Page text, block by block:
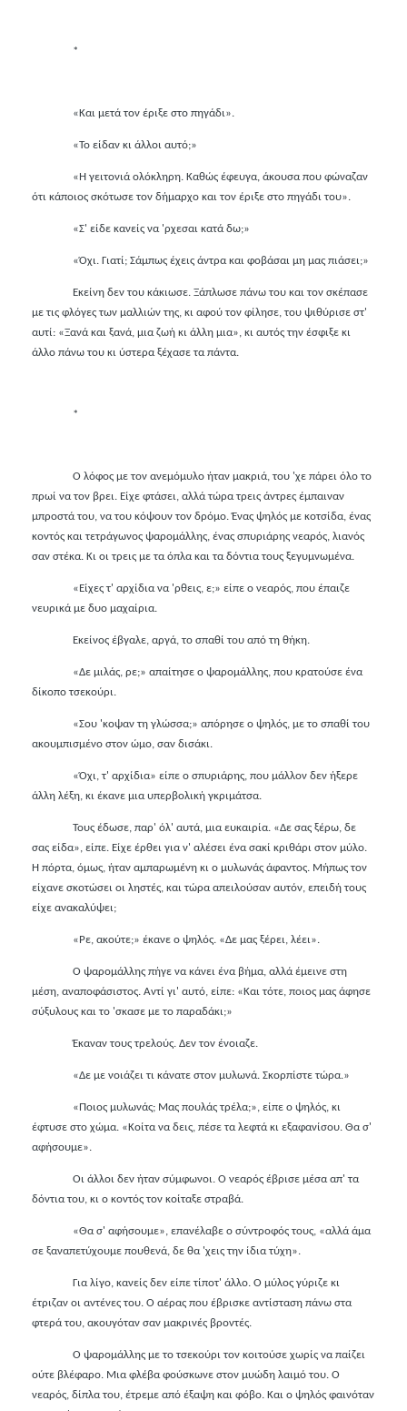
*
«Και μετά τον έριξε στο πηγάδι».
«Το είδαν κι άλλοι αυτό;»
«Η γειτονιά ολόκληρη. Καθώς έφευγα, άκουσα που φώναζαν
ότι κάποιος σκότωσε τον δήμαρχο και τον έριξε στο πηγάδι του».
«Σ' είδε κανείς να 'ρχεσαι κατά δω;»
«Όχι. Γιατί; Σάμπως έχεις άντρα και φοβάσαι μη μας πιάσει;»
Εκείνη δεν του κάκιωσε. Ξάπλωσε πάνω του και τον σκέπασε
με τις φλόγες των μαλλιών της, κι αφού τον φίλησε, του ψιθύρισε στ'
αυτί: «Ξανά και ξανά, μια ζωή κι άλλη μια», κι αυτός την έσφιξε κι
άλλο πάνω του κι ύστερα ξέχασε τα πάντα.
*
Ο λόφος με τον ανεμόμυλο ήταν μακριά, του 'χε πάρει όλο το
πρωί να τον βρει. Είχε φτάσει, αλλά τώρα τρεις άντρες έμπαιναν
μπροστά του, να του κόψουν τον δρόμο. Ένας ψηλός με κοτσίδα,ένας
κοντός και τετράγωνος ψαρομάλλης,ένας σπυριάρης νεαρός, λιανός
σαν στέκα. Κι οι τρεις με τα όπλα και τα δόντια τους ξεγυμνωμένα.
«Είχες τ' αρχίδια να 'ρθεις, ε;» είπε ο νεαρός, που έπαιζε
νευρικά με δυο μαχαίρια.
Εκείνος έβγαλε, αργά, το σπαθί του από τη θήκη.
«Δε μιλάς, ρε;» απαίτησε ο ψαρομάλλης, που κρατούσε ένα
δίκοπο τσεκούρι.
«Σου 'κοψαν τη γλώσσα;» απόρησε ο ψηλός, με το σπαθί του
ακουμπισμένο στον ώμο, σαν δισάκι.
«Όχι, τ' αρχίδια» είπε ο σπυριάρης, που μάλλον δεν ήξερε
άλλη λέξη, κι έκανε μια υπερβολική γκριμάτσα.
Τους έδωσε, παρ' όλ' αυτά, μια ευκαιρία. «Δε σας ξέρω, δε
σας είδα», είπε. Είχε έρθει για ν' αλέσει ένα σακί κριθάρι στον μύλο.
Η πόρτα, όμως, ήταν αμπαρωμένη κι ο μυλωνάς άφαντος. Μήπως τον
είχανε σκοτώσει οι ληστές, και τώρα απειλούσαν αυτόν, επειδή τους
είχε ανακαλύψει;
«Ρε, ακούτε;» έκανε ο ψηλός. «Δε μας ξέρει, λέει».
Ο ψαρομάλλης πήγε να κάνει ένα βήμα, αλλά έμεινε στη
μέση, αναποφάσιστος. Αντί γι' αυτό, είπε: «Και τότε, ποιος μας άφησε
σύξυλους και το 'σκασε με το παραδάκι;»
Έκαναν τους τρελούς. Δεν τον ένοιαζε.
«Δε με νοιάζει τι κάνατε στον μυλωνά. Σκορπίστε τώρα.»
«Ποιος μυλωνάς; Μας πουλάς τρέλα;», είπε ο ψηλός, κι
έφτυσε στο χώμα. «Κοίτα να δεις, πέσε τα λεφτά κι εξαφανίσου. Θα σ'
αφήσουμε».
Οι άλλοι δεν ήταν σύμφωνοι. Ο νεαρός έβρισε μέσα απ' τα
δόντια του, κι ο κοντός τον κοίταξε στραβά.
«Θα σ' αφήσουμε», επανέλαβε ο σύντροφός τους, «αλλά άμα
σε ξαναπετύχουμε πουθενά, δε θα 'χεις την ίδια τύχη».
Για λίγο, κανείς δεν είπε τίποτ' άλλο. Ο μύλος γύριζε κι
έτριζαν οι αντένες του. Ο αέρας που έβρισκε αντίσταση πάνω στα
φτερά του, ακουγόταν σαν μακρινές βροντές.
Ο ψαρομάλλης με το τσεκούρι τον κοιτούσε χωρίς να παίζει
ούτε βλέφαρο. Μια φλέβα φούσκωνε στον μυώδη λαιμό του. Ο
νεαρός, δίπλα του, έτρεμε από έξαψη και φόβο. Και ο ψηλός φαινόταν